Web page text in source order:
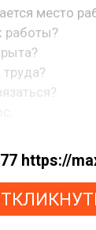
место
работы?
https://